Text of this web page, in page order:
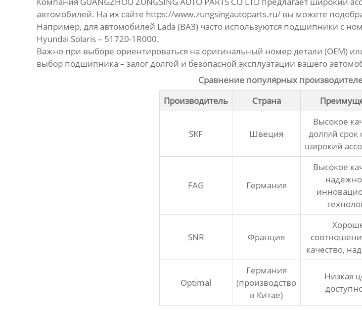
автомобилей. На их сайте https://www.zungsingautoparts.ru/вы можете
Например, для автомобилей Lada (ВАЗ) часто используются подшипники с
Hyundai Solaris – 51720-1R000.
Важно при выборе ориентироваться на оригинальный номер детали (OEM)
выбор подшипника – залог долгой и безопасной эксплуатации вашего
Сравнение популярных
Производитель
Страна
SKF Швеция
Высокое
долгий срок
широкий
FAG Германия
Высокое
SNR Франция
качество,
Optimal
Германия
(производство
в Китае)
Низкая